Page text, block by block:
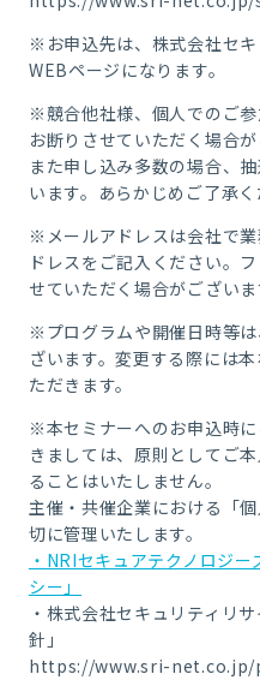
※お申込先は、株式会社セ
WEBページになります。
※競合他社様、個人でのご
お断りさせていただく場合が
また申し込み多数の場合、
います。あらかじめご了承く
※メールアドレスは会社で
ドレスをご記入ください。
せていただく場合がございま
※プログラムや開催日時等
ざいます。変更する際には
ただきます。
※本セミナーへのお申込時
きましては、原則としてご
ることはいたしません。
主催・共催企業における「
切に管理いたします。
・NRIセキュアテクノロジ
シー」
・株式会社セキュリティリ
針」
https://www.sri-